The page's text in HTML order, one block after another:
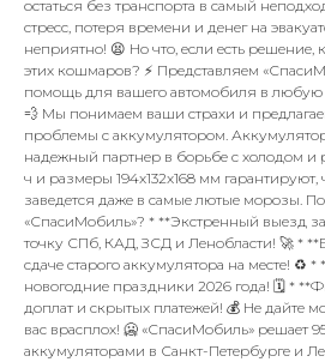
остаться без транспорта в самый
стресс, потеря времени и денег на
неприятно! 😫 Но что, если есть решение,
этих кошмаров? ⚡ Представляем
помощь для вашего автомобиля в любую
💨 Мы понимаем ваши страхи и
проблемы с аккумулятором.
надежный партнер в борьбе с холодом и
ч и размеры 194x132x168 мм
заведется даже в самые лютые морозы.
«СпасиМобиль»? * **Экстренный выезд
точку СПб, КАД, ЗСД и Ленобласти! 🚀 *
сдаче старого аккумулятора на месте! ♻️
новогодние праздники 2026 года! 🗓️ *
доплат и скрытых платежей! 💰 Не дайте
вас врасплох! 🥶 «СпасиМобиль» решает
аккумуляторами в Санкт-Петербурге и